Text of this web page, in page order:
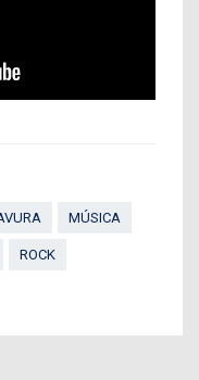
MÚSICA
ROCK